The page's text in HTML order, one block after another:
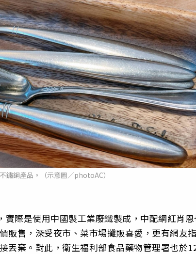
鏽鋼產品。（示意圖／photoAC）
際是使用中國製工業廢鐵製成，中配網紅肖恩
販售，深受夜市、菜市場攤販喜愛，更有網友指
丟棄。對此，衛生福利部食品藥物管理署也於